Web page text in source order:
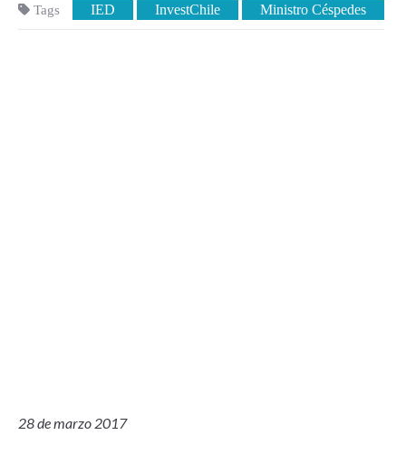
Tags IED InvestChile Ministro Céspedes
28 de marzo 2017